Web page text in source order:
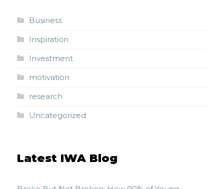
Business
Inspiration
Investment
motivation
research
Uncategorized
Latest IWA Blog